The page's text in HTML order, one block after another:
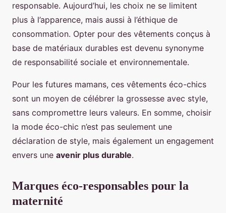
responsable. Aujourd’hui, les choix ne se limitent
plus à l’apparence, mais aussi à l’éthique de
consommation. Opter pour des vêtements conçus à
base de matériaux durables est devenu synonyme
de responsabilité sociale et environnementale.
Pour les futures mamans, ces vêtements éco-chics
sont un moyen de célébrer la grossesse avec style,
sans compromettre leurs valeurs. En somme, choisir
la mode éco-chic n’est pas seulement une
déclaration de style, mais également un engagement
envers une avenir plus durable.
Marques éco-responsables pour la
maternité